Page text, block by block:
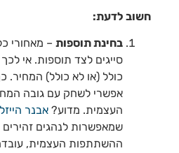
חשוב לדעת:
בחינת תוספות – מאחורי
סייגים לצד תוספות. אי
כולל (או לא כולל) המחיר.
אפשרי לשחק עם גובה
העצמית. מדוע? אבנר
שמאפשרות לנהגים
ההשתתפות העצמית,